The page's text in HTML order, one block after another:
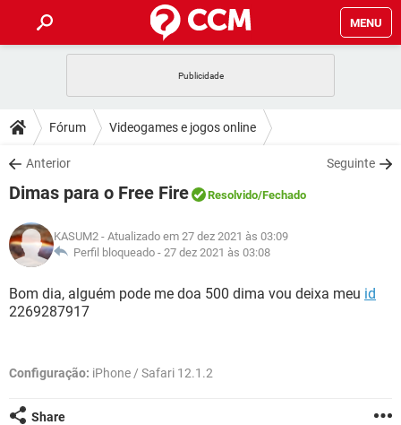
MENU
CELULAR FACEBOOK
OUTLOOK
INSTAGRAM GMAIL
GUIA DE COMPRAS
DICAS
JOGOS WHATSAPP
INSTAGRAM GMAIL
GUIA DE COMPRAS
DOWNLOADS
JOGOS WHATSAPP
CELULAR
OUTLOOK EXCEL
INSTAGRAM GMAIL
GUIA DE COMPRAS
JOGOS WHATSAPP
CELULAR
OUTLOOK EXCEL
GLOSSÁRIO
JOGOS WHATSAPP
CELULAR
INSTAGRAM
GUIA DE COMPRAS
Fórum Videogames e jogos online
Anterior Seguinte
Dimas para o Free Fire Resolvido/Fechado
KASUM2 - Atualizado em 27 dez 2021 às 03:09
Perfil bloqueado - 27 dez 2021 às 03:08
Bom dia, alguém pode me doa 500 dima vou deixa meu id
2269287917
Configuração: iPhone / Safari 12.1.2
Share